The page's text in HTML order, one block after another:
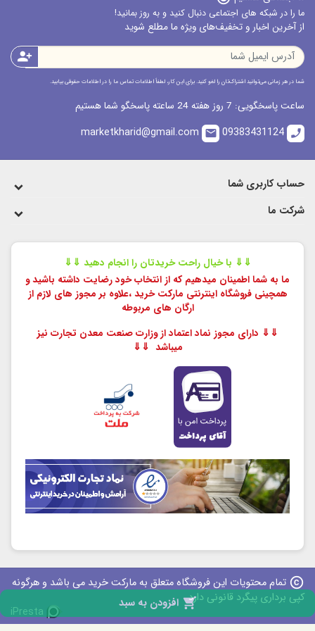
 افزودن به سبد
ما را در شبکه های اجتماعی دنبال کنید و به روز بمانید!
از آخرین اخبار و تخفیف‌های ویژه ما مطلع شوید
person_add
شما در هر زمانی می‌توانید اشتراک‌تان را لغو کنید. برای این کار، لطفاً اطلاعات تماس ما را در اطلاعات حقوقی بیابید.
ساعت پاسخگویی: 7 روز هفته 24 ساعته پاسخگو شما هستیم
call
09383431124
email
حساب کاربری شما
شرکت ما
⇓⇓ با خیال راحت خریدتان را انجام دهید ⇓⇓
ما به شما اطمینان میدهیم که از انتخاب خود رضایت داشته باشید و
همچینی فروشگاه اینترنتی مارکت خرید ،علاوه بر مجوز های لازم از
ارگان های مربوطه
⇓⇓ دارای مجوز نماد اعتماد از وزارت صنعت معدن تجارت نیز
میباشد ⇓⇓
copyright تمام محتویات این فروشگاه متعلق به مارکت خرید می باشد و هرگونه
کپی برداری پیگرد قانونی دارد
iPresta